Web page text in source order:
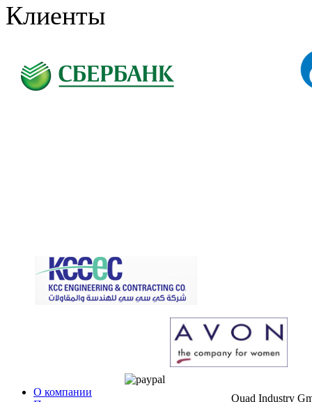
Клиенты
О компании
Quad Industry